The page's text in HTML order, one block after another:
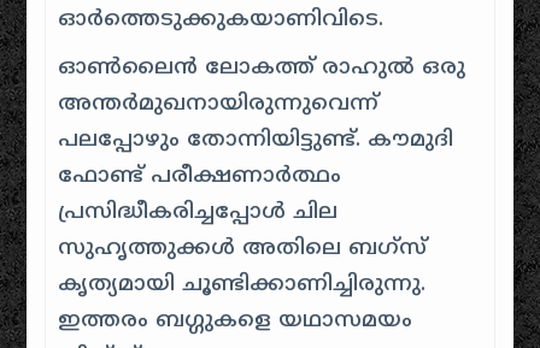
ഓർത്തെടുക്കുകയാണിവിടെ.
ഓൺലൈൻ ലോകത്ത് രാഹുൽ ഒരു
അന്തർമുഖനായിരുന്നുവെന്ന്
പലപ്പോഴും തോന്നിയിട്ടുണ്ട്. കൗമുദി
ഫോണ്ട് പരീക്ഷണാർത്ഥം
പ്രസിദ്ധീകരിച്ചപ്പോൾ ചില
സുഹൃത്തുക്കൾ അതിലെ ബഗ്സ്
കൃത്യമായി ചൂണ്ടിക്കാണിച്ചിരുന്നു.
ഇത്തരം ബഗ്ഗുകളെ യഥാസമയം